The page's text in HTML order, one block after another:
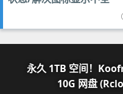
永久 1TB 空间！
10G 网盘